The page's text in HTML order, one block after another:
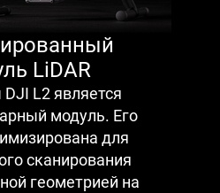
LiDAR
L2 является
модуль. Его
для
сканирования
геометрией на